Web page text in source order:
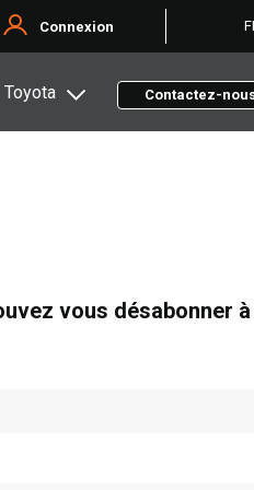
Connexion
Contactez-
vous désabonner